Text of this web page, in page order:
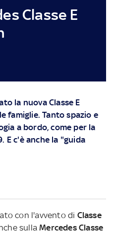
Classe E
la nuova Classe E
famiglie. Tanto spazio e
a bordo, come per la
E c'è anche la "guida
con l'avvento di Classe
sullaMercedes Classe